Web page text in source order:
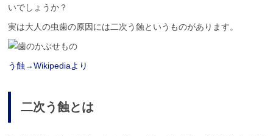
いでしょうか？
実は大人の虫歯の原因には二次う蝕というものがあります。
う蝕→Wikipediaより
二次う蝕とは